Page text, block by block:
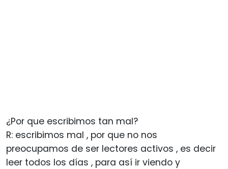
¿Por que escribimos tan mal?
R: escribimos mal , por que no nos
preocupamos de ser lectores activos , es decir
leer todos los días , para así ir viendo y